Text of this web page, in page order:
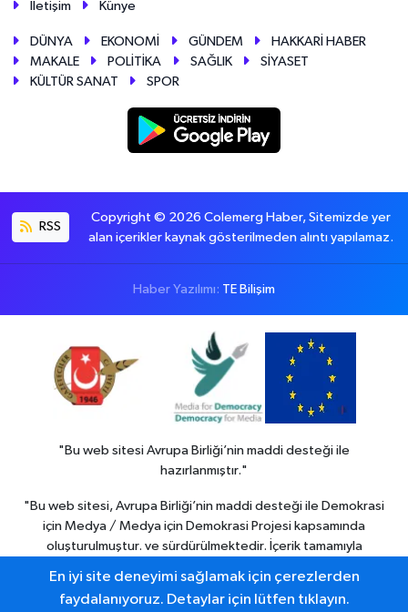
İletişim
Künye
DÜNYA EKONOMİ GÜNDEM
HAKKARİ HABER
MAKALE
POLİTİKA SAĞLIK
SİYASET
KÜLTÜR SANAT
SPOR
RSS
Copyright © 2026 Colemerg Haber, Sitemizde yer
alan içerikler kaynak gösterilmeden alıntı yapılamaz.
Haber Yazılımı: TE Bilişim
"Bu web sitesi Avrupa Birliği’nin maddi desteği ile
hazırlanmıştır."
"Bu web sitesi, Avrupa Birliği’nin maddi desteği ile Demokrasi
için Medya / Medya için Demokrasi Projesi kapsamında
oluşturulmuştur. ve sürdürülmektedir. İçerik tamamıyla
görüşlerini yansıtmak zorunda değildir."
En iyi site deneyimi sağlamak için çerezlerden
faydalanıyoruz. Detaylar için lütfen tıklayın.